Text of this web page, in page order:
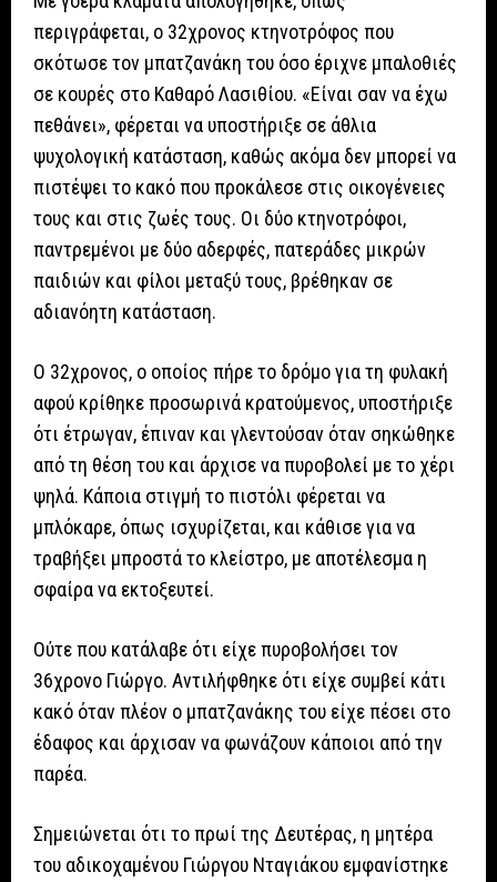
περιγράφεται, ο 32χρονος κτηνοτρόφος που
σκότωσε τον μπατζανάκη του όσο έριχνε μπαλοθιές
σε κουρές στο Καθαρό Λασιθίου. «Είναι σαν να έχω
πεθάνει», φέρεται να υποστήριξε σε άθλια
ψυχολογική κατάσταση, καθώς ακόμα δεν μπορεί να
πιστέψει το κακό που προκάλεσε στις οικογένειες
τους και στις ζωές τους. Οι δύο κτηνοτρόφοι,
παντρεμένοι με δύο αδερφές, πατεράδες μικρών
παιδιών και φίλοι μεταξύ τους, βρέθηκαν σε
αδιανόητη κατάσταση.
Ο 32χρονος, ο οποίος πήρε το δρόμο για τη φυλακή
αφού κρίθηκε προσωρινά κρατούμενος, υποστήριξε
ότι έτρωγαν, έπιναν και γλεντούσαν όταν σηκώθηκε
από τη θέση του και άρχισε να πυροβολεί με το χέρι
ψηλά. Κάποια στιγμή το πιστόλι φέρεται να
μπλόκαρε, όπως ισχυρίζεται, και κάθισε για να
τραβήξει μπροστά το κλείστρο, με αποτέλεσμα η
σφαίρα να εκτοξευτεί.
Ούτε που κατάλαβε ότι είχε πυροβολήσει τον
36χρονο Γιώργο. Αντιλήφθηκε ότι είχε συμβεί κάτι
κακό όταν πλέον ο μπατζανάκης του είχε πέσει στο
έδαφος και άρχισαν να φωνάζουν κάποιοι από την
παρέα.
Σημειώνεται ότι το πρωί της Δευτέρας, η μητέρα
του αδικοχαμένου Γιώργου Νταγιάκου εμφανίστηκε